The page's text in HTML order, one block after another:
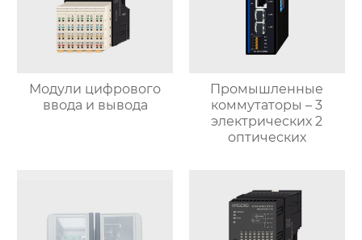
Модули цифрового
ввода и вывода
Промышленные
коммутаторы – 3
электрических 2
оптических